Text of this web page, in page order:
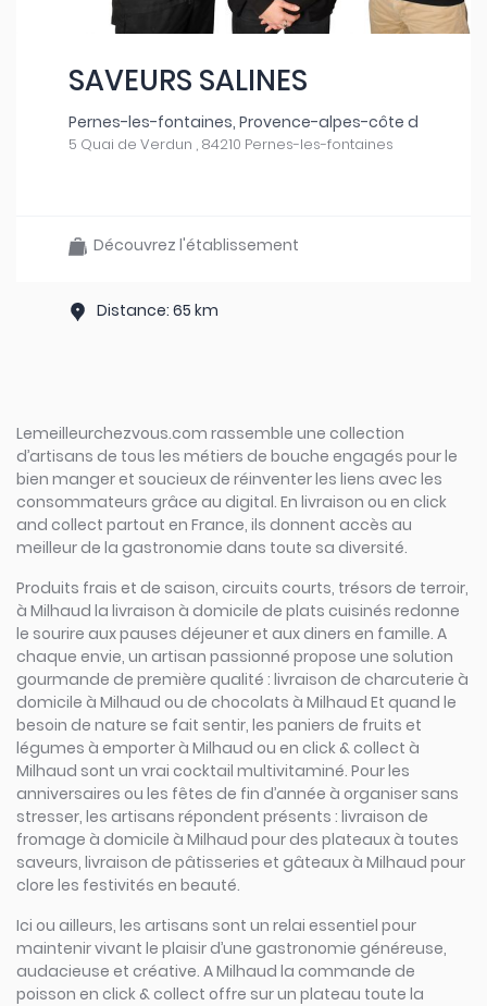
SAVEURS SALINES
Pernes-les-fontaines, Provence-alpes-côte d
5 Quai de Verdun , 84210 Pernes-les-fontaines
Découvrez l'établissement
Distance: 65 km
Lemeilleurchezvous.com rassemble une collection
d’artisans de tous les métiers de bouche engagés pour le
bien manger et soucieux de réinventer les liens avec les
consommateurs grâce au digital. En livraison ou en click
and collect partout en France, ils donnent accès au
meilleur de la gastronomie dans toute sa diversité.
Produits frais et de saison, circuits courts, trésors de terroir,
à Milhaud la livraison à domicile de plats cuisinés redonne
le sourire aux pauses déjeuner et aux diners en famille. A
chaque envie, un artisan passionné propose une solution
gourmande de première qualité : livraison de charcuterie à
domicile à Milhaud ou de chocolats à Milhaud Et quand le
besoin de nature se fait sentir, les paniers de fruits et
légumes à emporter à Milhaud ou en click & collect à
Milhaud sont un vrai cocktail multivitaminé. Pour les
anniversaires ou les fêtes de fin d’année à organiser sans
stresser, les artisans répondent présents : livraison de
fromage à domicile à Milhaud pour des plateaux à toutes
saveurs, livraison de pâtisseries et gâteaux à Milhaud pour
clore les festivités en beauté.
Ici ou ailleurs, les artisans sont un relai essentiel pour
maintenir vivant le plaisir d’une gastronomie généreuse,
audacieuse et créative. A Milhaud la commande de
poisson en click & collect offre sur un plateau toute la